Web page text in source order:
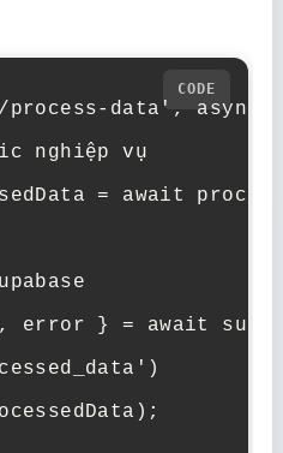
data', async
nghiệp vụ
= await
error } = await